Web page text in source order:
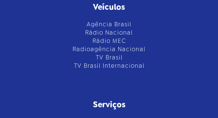
Veículos
Agência Brasil
Rádio Nacional
Rádio MEC
Radioagência Nacional
TV Brasil
TV Brasil Internacional
Serviços